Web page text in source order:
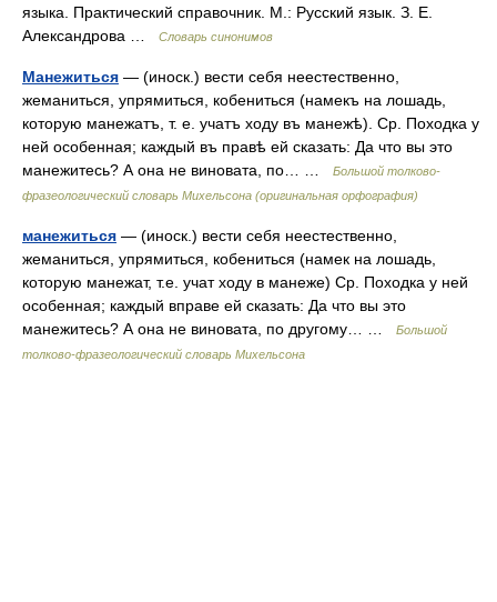
языка. Практический справочник. М.: Русский язык. З. Е.
Александрова …
Словарь синонимов
Манежиться — (иноск.) вести себя неестественно,
жеманиться, упрямиться, кобениться (намекъ на лошадь,
которую манежатъ, т. е. учатъ ходу въ манежѣ). Ср. Походка у
ней особенная; каждый въ правѣ ей сказать: Да что вы это
манежитесь? А она не виновата, по… …
Большой толково-
фразеологический словарь Михельсона (оригинальная орфография)
манежиться — (иноск.) вести себя неестественно,
жеманиться, упрямиться, кобениться (намек на лошадь,
которую манежат, т.е. учат ходу в манеже) Ср. Походка у ней
особенная; каждый вправе ей сказать: Да что вы это
манежитесь? А она не виновата, по другому… …
Большой
толково-фразеологический словарь Михельсона